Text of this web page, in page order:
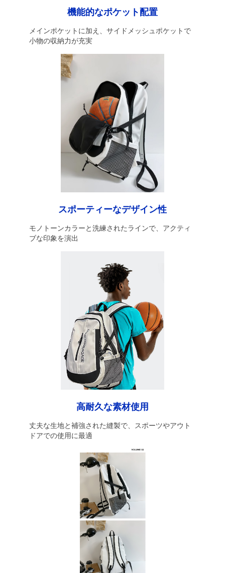
機能的なポケット配置
メインポケットに加え、サイドメッシュポケットで
小物の収納力が充実
スポーティーなデザイン性
モノトーンカラーと洗練されたラインで、アクティ
ブな印象を演出
高耐久な素材使用
丈夫な生地と補強された縫製で、スポーツやアウト
ドアでの使用に最適